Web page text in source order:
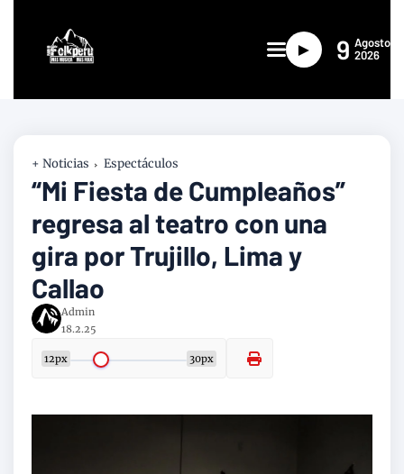
► 9 Agosto
2026
+ Noticias Espectáculos
“Mi Fiesta de Cumpleaños”
regresa al teatro con una
gira por Trujillo, Lima y
Callao
Admin
18.2.25
12px 30px